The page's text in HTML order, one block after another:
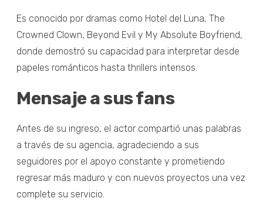
Es conocido por dramas como Hotel del Luna, The
Crowned Clown, Beyond Evil y My Absolute Boyfriend,
donde demostró su capacidad para interpretar desde
papeles románticos hasta thrillers intensos.
Mensaje a sus fans
Antes de su ingreso, el actor compartió unas palabras
a través de su agencia, agradeciendo a sus
seguidores por el apoyo constante y prometiendo
regresar más maduro y con nuevos proyectos una vez
complete su servicio.